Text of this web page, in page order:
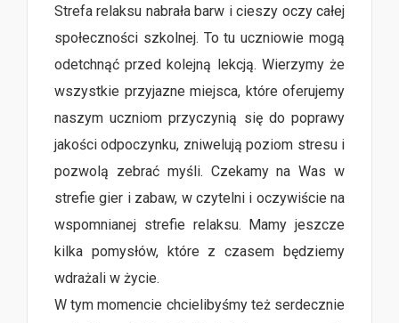
Strefa relaksu nabrała barw i cieszy oczy całej
społeczności szkolnej. To tu uczniowie mogą
odetchnąć przed kolejną lekcją. Wierzymy że
wszystkie przyjazne miejsca, które oferujemy
naszym uczniom przyczynią się do poprawy
jakości odpoczynku, zniwelują poziom stresu i
pozwolą zebrać myśli. Czekamy na Was w
strefie gier i zabaw, w czytelni i oczywiście na
wspomnianej strefie relaksu. Mamy jeszcze
kilka pomysłów, które z czasem będziemy
wdrażali w życie.
W tym momencie chcielibyśmy też serdecznie